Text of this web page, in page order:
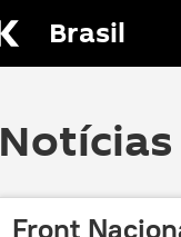
Brasil
Notícias
Front